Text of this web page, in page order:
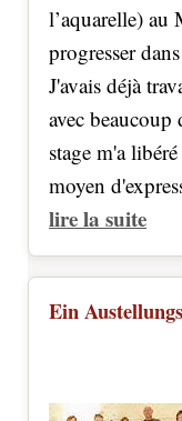
l’aquarelle)
progresser
J'avais déjà
avec
stage m'a
moyen
lire la suite
Ein